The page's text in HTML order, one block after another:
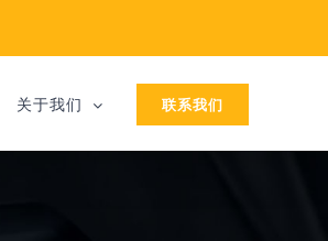
关于我们 联系我们